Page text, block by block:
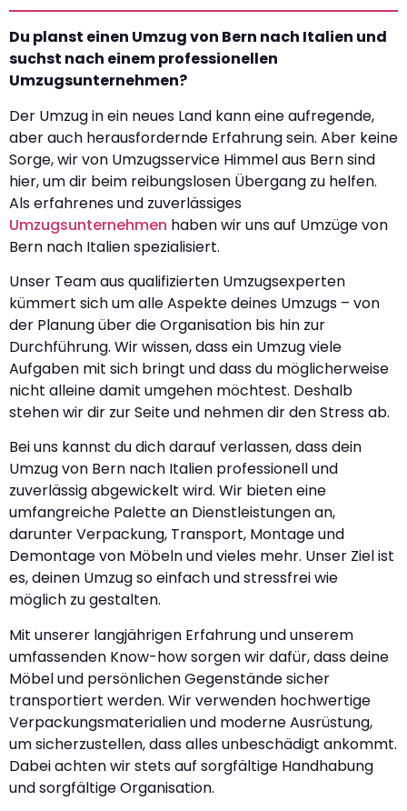
Du planst einen Umzug von Bern nach Italien und
suchst nach einem professionellen
Umzugsunternehmen?
Der Umzug in ein neues Land kann eine aufregende,
aber auch herausfordernde Erfahrung sein. Aber keine
Sorge, wir von Umzugsservice Himmel aus Bern sind
hier, um dir beim reibungslosen Übergang zu helfen.
Als erfahrenes und zuverlässiges
Umzugsunternehmen haben wir uns auf Umzüge von
Bern nach Italien spezialisiert.
Unser Team aus qualifizierten Umzugsexperten
kümmert sich um alle Aspekte deines Umzugs – von
der Planung über die Organisation bis hin zur
Durchführung. Wir wissen, dass ein Umzug viele
Aufgaben mit sich bringt und dass du möglicherweise
nicht alleine damit umgehen möchtest. Deshalb
stehen wir dir zur Seite und nehmen dir den Stress ab.
Bei uns kannst du dich darauf verlassen, dass dein
Umzug von Bern nach Italien professionell und
zuverlässig abgewickelt wird. Wir bieten eine
umfangreiche Palette an Dienstleistungen an,
darunter Verpackung, Transport, Montage und
Demontage von Möbeln und vieles mehr. Unser Ziel ist
es, deinen Umzug so einfach und stressfrei wie
möglich zu gestalten.
Mit unserer langjährigen Erfahrung und unserem
umfassenden Know-how sorgen wir dafür, dass deine
Möbel und persönlichen Gegenstände sicher
transportiert werden. Wir verwenden hochwertige
Verpackungsmaterialien und moderne Ausrüstung,
um sicherzustellen, dass alles unbeschädigt ankommt.
Dabei achten wir stets auf sorgfältige Handhabung
und sorgfältige Organisation.